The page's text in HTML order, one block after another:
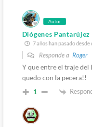
Autor
Diógenes Pantarújez
7 años han pasado
Responde a Roger
Y que entre el traje del
quedo con la pecera!!
1